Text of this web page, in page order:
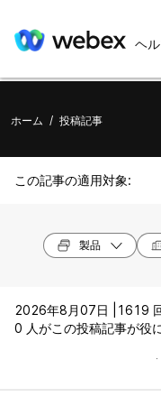
ヘ
ホーム / 投稿記事
この記事の適用対象:
製品
2026年8月07日 |
1619
0 人がこの投稿記事が役